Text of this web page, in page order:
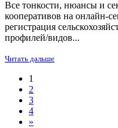
Все тонкости, нюансы и
кооперативов на онлайн-
регистрация
профилей/видов...
Читать дальше
1
2
3
4
»